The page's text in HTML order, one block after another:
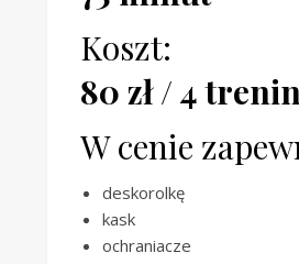
Koszt:
80 zł / 4
W cenie
deskorolkę
kask
ochraniacze